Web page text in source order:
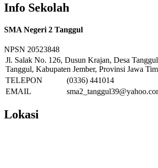
Info Sekolah
SMA Negeri 2 Tanggul
NPSN 20523848
Jl. Salak No. 126, Dusun Krajan, Desa
Tanggul, Kabupaten Jember, Provinsi Jawa
TELEPON
(0336) 441014
EMAIL
Lokasi